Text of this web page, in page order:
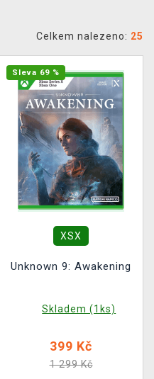
Celkem nalezeno: 25
Sleva 69 %
XSX
Unknown 9: Awakening
Skladem (1ks)
399 Kč
1 299 Kč